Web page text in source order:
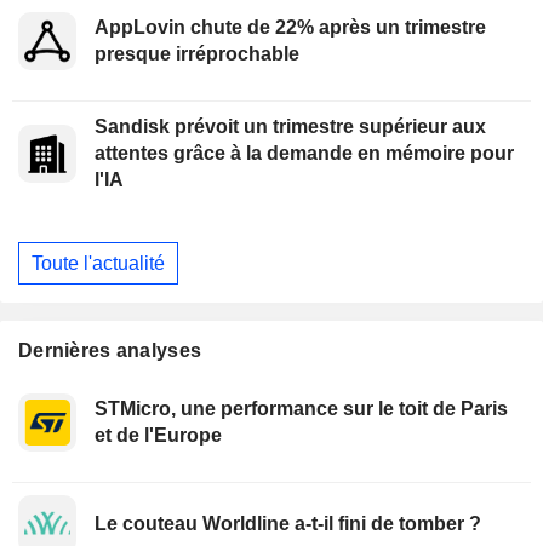
AppLovin chute de 22% après un trimestre
presque irréprochable
Sandisk prévoit un trimestre supérieur aux
attentes grâce à la demande en mémoire pour
l'IA
Toute l'actualité
Dernières analyses
STMicro, une performance sur le toit de Paris
et de l'Europe
Le couteau Worldline a-t-il fini de tomber ?